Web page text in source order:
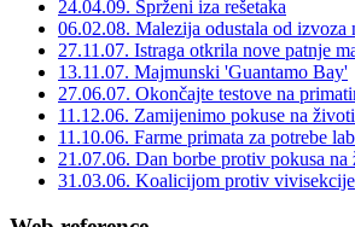
24.04.09. Sprženi iza rešetaka
06.02.08. Malezija odustala od izvoza
27.11.07. Istraga otkrila nove patnje
13.11.07. Majmunski 'Guantamo Bay'
27.06.07. Okončajte testove na
11.12.06. Zamijenimo pokuse na
11.10.06. Farme primata za potrebe
21.07.06. Dan borbe protiv pokusa na
31.03.06. Koalicijom protiv vivisekcije